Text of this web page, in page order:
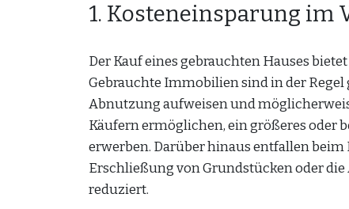
1. Kosteneinsparung im
Der Kauf eines gebrauchten Hauses
Gebrauchte Immobilien sind in der Regel
Abnutzung aufweisen und
Käufern ermöglichen, ein größeres oder
erwerben. Darüber hinaus entfallen beim
Erschließung von Grundstücken oder die
reduziert.